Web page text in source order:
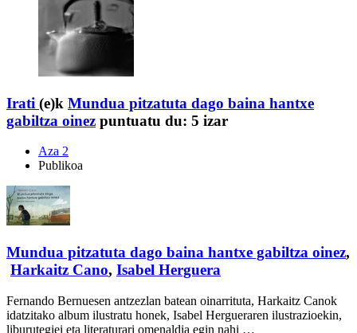
Irati (e)k Mundua pitzatuta dago baina hantxe
gabiltza oinez puntuatu du: 5 izar
Aza 2
Publikoa
Mundua pitzatuta dago baina hantxe gabiltza oinez,
Harkaitz Cano, Isabel Herguera
Fernando Bernuesen antzezlan batean oinarrituta, Harkaitz Canok
idatzitako album ilustratu honek, Isabel Hergueraren ilustrazioekin,
liburutegiei eta literaturari omenaldia egin nahi …